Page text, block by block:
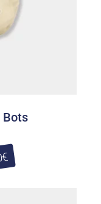
Bots
€Plage